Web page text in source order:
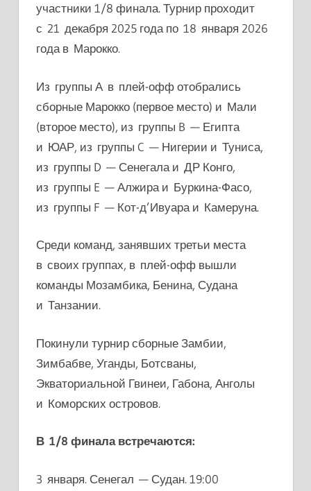
участники 1/8 финала. Турнир проходит
с 21 декабря 2025 года по 18 января 2026
года в Марокко.
Из группы А в плей-офф отобрались
сборные Марокко (первое место) и Мали
(второе место), из группы B — Египта
и ЮАР, из группы C — Нигерии и Туниса,
из группы D — Сенегала и ДР Конго,
из группы E — Алжира и Буркина-Фасо,
из группы F — Кот-д’Ивуара и Камеруна.
Среди команд, занявших третьи места
в своих группах, в плей-офф вышли
команды Мозамбика, Бенина, Судана
и Танзании.
Покинули турнир сборные Замбии,
Зимбабве, Уганды, Ботсваны,
Экваториальной Гвинеи, Габона, Анголы
и Коморских островов.
В 1/8 финала встречаются:
3 января. Сенегал — Судан. 19:00